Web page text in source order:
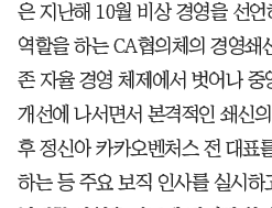
은 지난해 10월 비상 경영을 선
역할을 하는 CA협의체의 경영쇄
존 자율 경영 체제에서 벗어나
개선에 나서면서 본격적인 쇄신
후 정신아 카카오벤처스 전 대표
하는 등 주요 보직 인사를 실시하